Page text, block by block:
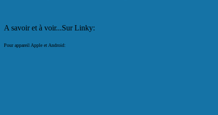
A savoir et à voir...Sur Linky:
Pour appareil Apple et Android: